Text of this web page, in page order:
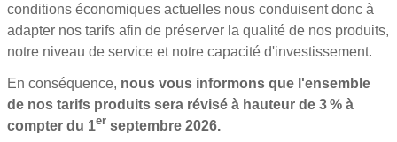
conditions économiques actuelles nous conduisent donc à
adapter nos tarifs afin de préserver la qualité de nos produits,
notre niveau de service et notre capacité d'investissement.
En conséquence, nous vous informons que l'ensemble
de nos tarifs produits sera révisé à hauteur de 3 % à
compter du 1er septembre 2026.